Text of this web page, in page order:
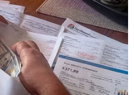
chống
trường
(TTXVN/Vietnam+)